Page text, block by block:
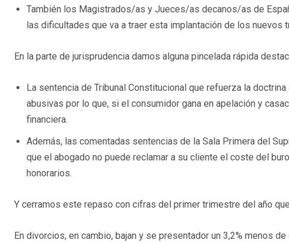
También los Magistrados/as y Jueces/as decanos/as de
las dificultades que va a traer esta implantación de los nuevos
En la parte de jurisprudencia damos alguna pincelada rápida
La sentencia de Tribunal Constitucional que refuerza la
abusivas por lo que, si el consumidor gana en apelación y
financiera.
Además, las comentadas sentencias de la Sala Primera del
que el abogado no puede reclamar a su cliente el coste del
honorarios.
Y cerramos este repaso con cifras del primer trimestre del año
En divorcios, en cambio, bajan y se presentador un 3,2% menos de